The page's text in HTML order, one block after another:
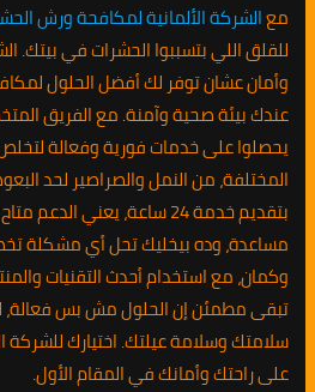
معالشركة الألمانية لمكافحة ورش
للقلق اللي بتسببوا الحشرات في بيتك.
وأمان عشان توفر لك أفضل الحلول
عندك بيئة صحية وآمنة. مع الفريق
يحصلوا على خدمات فورية وفعالة
المختلفة، من النمل والصراصير لحد
بتقديم خدمة 24 ساعة، يعني
مساعدة، وده بيخليك تحل أي مشكلة
وكمان، مع استخدام أحدث التقنيات
تبقى مطمئن إن الحلول مش بس
سلامتك وسلامة عيلتك. اختيارك للشركة
على راحتك وأمانك في المقام الأول.